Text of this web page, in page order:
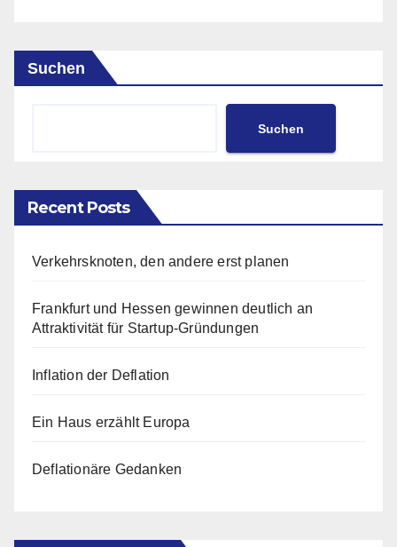
Suchen
Suchen
Recent Posts
Verkehrsknoten, den andere erst planen
Frankfurt und Hessen gewinnen deutlich an
Attraktivität für Startup-Gründungen
Inflation der Deflation
Ein Haus erzählt Europa
Deflationäre Gedanken